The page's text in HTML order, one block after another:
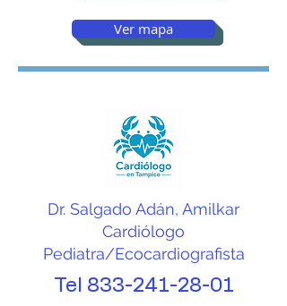
Ver mapa
Dr. Salgado Adán, Amilkar
Cardiólogo
Pediatra/Ecocardiografista
Tel 833-241-28-01